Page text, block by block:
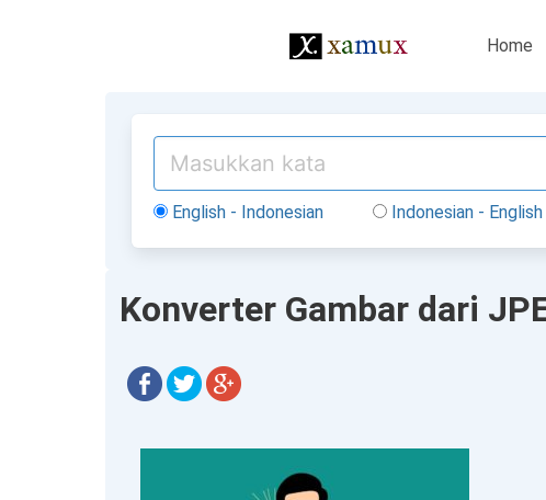
Home
English - Indonesian Indonesian - English
Konverter Gambar dari